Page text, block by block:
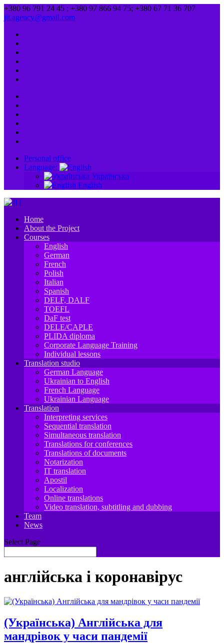
+380 96 791 24 45 ; +380 97 866 94 75; +380 67 71 36 707
jit.agency@gmail.com
Personal office
Language:
Українська
English
Home
About the Project
Courses
English
German
French
Polish
Italian
Spanish
DELF, DALF
TOEFL
DaF test
DELE/CAPLE
PLIDA diploma
Corporate Language Training
Individual lessons
Translation studio
German Language
Ukrainian to English
French Language
Ukrainian Language
Translation
Interpreting services
Sequential translation
Simultaneous translation
Translations for conferences
Translations of documents
Notarization
IT translation
Apostil
Localization
Online translations
Video translation, subtitling and dubbing
Team
News
Select Page
англійська і коронавірус
(Українська) Англійська для
мандрівок у часи пандемії